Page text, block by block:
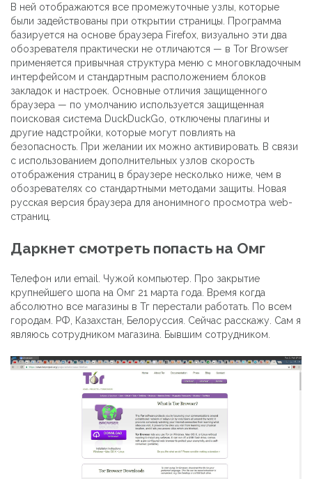
В ней отображаются все промежуточные узлы, которые
были задействованы при открытии страницы. Программа
базируется на основе браузера Firefox, визуально эти два
обозревателя практически не отличаются — в Tor Browser
применяется привычная структура меню с многовкладочным
интерфейсом и стандартным расположением блоков
закладок и настроек. Основные отличия защищенного
браузера — по умолчанию используется защищенная
поисковая система DuckDuckGo, отключены плагины и
другие надстройки, которые могут повлиять на
безопасность. При желании их можно активировать. В связи
с использованием дополнительных узлов скорость
отображения страниц в браузере несколько ниже, чем в
обозревателях со стандартными методами защиты. Новая
русская версия браузера для анонимного просмотра web-
страниц.
Даркнет смотреть попасть на Омг
Телефон или email. Чужой компьютер. Про закрытие
крупнейшего шопа на Омг 21 марта года. Время когда
абсолютно все магазины в Тг перестали работать. По всем
городам. РФ, Казахстан, Белоруссия. Сейчас расскажу. Сам я
являюсь сотрудником магазина. Бывшим сотрудником.